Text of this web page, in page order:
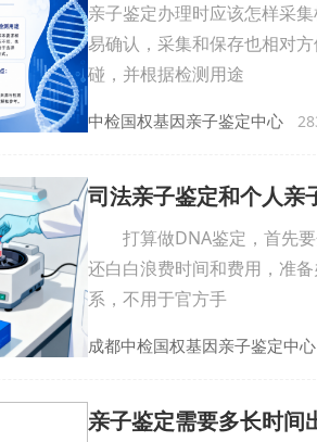
亲子鉴定办理时应该怎样采
易确认，采集和保存也相对
碰，并根据检测用途
中检国权基因亲子鉴定中心
司法亲子鉴定和个人亲
打算做DNA鉴定，首先要
还白白浪费时间和费用，准
系，不用于官方手
成都中检国权基因亲子鉴定中心
亲子鉴定需要多长时间